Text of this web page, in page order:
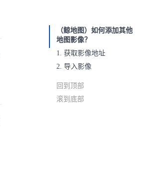
（鲸地图）如何添加其他
地图影像？
1. 获取影像地址
2. 导入影像
回到顶部
滚到底部